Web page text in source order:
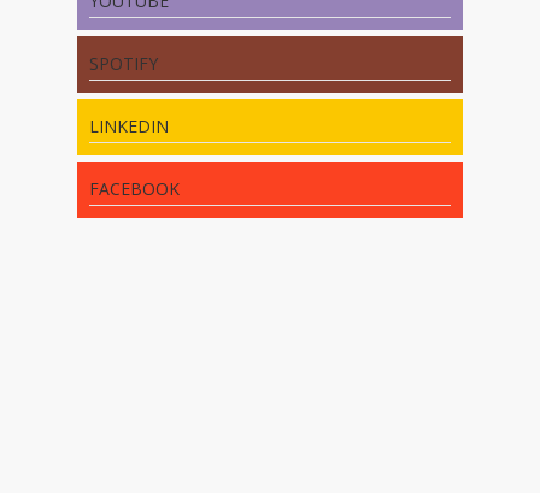
SPOTIFY
LINKEDIN
FACEBOOK